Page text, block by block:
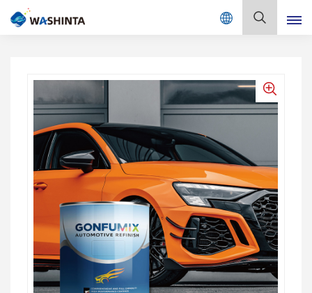
Mix Color Online
English
Deutsch
Русский
Español
Português
日本語